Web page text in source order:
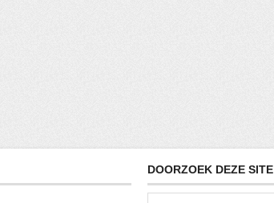
DOORZOEK DEZE SITE